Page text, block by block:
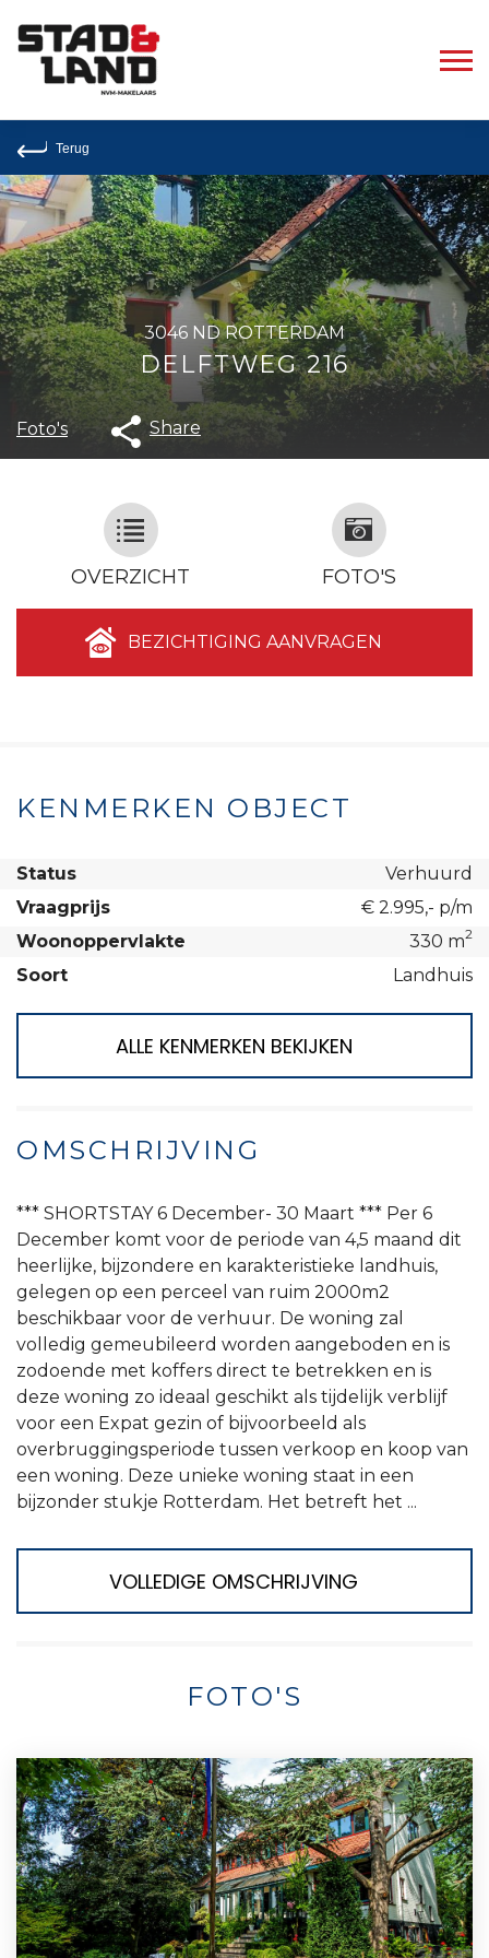
Terug
3046 ND ROTTERDAM
DELFTWEG 216
Foto's Share
OVERZICHT FOTO'S
BEZICHTIGING AANVRAGEN
KENMERKEN OBJECT
Status
Verhuurd
Vraagprijs
€ 2.995,- p/m
Woonoppervlakte
330 m2
Soort Landhuis
ALLE KENMERKEN BEKIJKEN
OMSCHRIJVING
*** SHORTSTAY 6 December- 30 Maart *** Per 6
December komt voor de periode van 4,5 maand dit
heerlijke, bijzondere en karakteristieke landhuis,
gelegen op een perceel van ruim 2000m2
beschikbaar voor de verhuur. De woning zal
volledig gemeubileerd worden aangeboden en is
zodoende met koffers direct te betrekken en is
deze woning zo ideaal geschikt als tijdelijk verblijf
voor een Expat gezin of bijvoorbeeld als
overbruggingsperiode tussen verkoop en koop van
een woning. Deze unieke woning staat in een
bijzonder stukje Rotterdam. Het betreft het ...
VOLLEDIGE OMSCHRIJVING
FOTO'S